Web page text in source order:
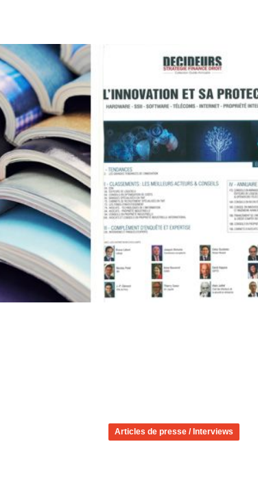
Articles de presse / Interviews